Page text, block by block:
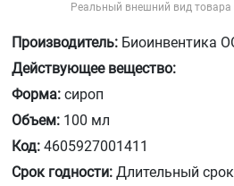
Реальный внешний вид товара
Производитель: Биоинвентика
Действующее вещество:
Форма: сироп
Объем: 100 мл
Код: 4605927001411
Срок годности: Длительный срок